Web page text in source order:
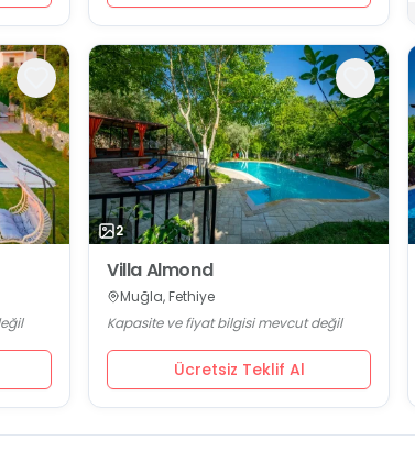
2
Villa Almond
Muğla, Fethiye
Kapasite ve fiyat bilgisi mevcut değil
Ücretsiz Teklif Al